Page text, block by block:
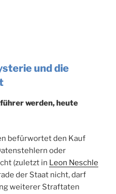
und die
werden, heute
befürwortet den Kauf
oder
(zuletzt in Leon Neschle
der Staat nicht, darf
weiterer Straftaten